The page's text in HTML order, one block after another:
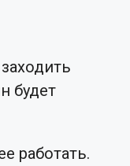
будет
работать.